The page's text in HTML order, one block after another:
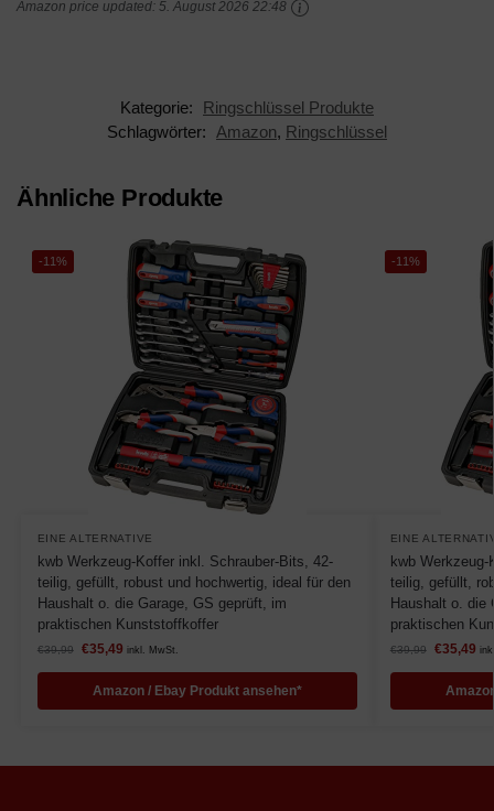
Amazon price updated: 5. August 2026 22:48
Kategorie:
Ringschlüssel Produkte
Schlagwörter:
Amazon, Ringschlüssel
Ähnliche Produkte
-11%
EINE ALTERNATIVE
kwb Werkzeug-Koffer inkl. Schrauber-Bits, 42-
teilig, gefüllt, robust und hochwertig, ideal für den
Haushalt o. die Garage, GS geprüft, im
praktischen Kunststoffkoffer
€39,99 €35,49 inkl. MwSt.
Amazon / Ebay Produkt ansehen*
-11%
EINE
kwb
teilig, gefüllt,
Haushalt o. die
praktischen
€39,99 €35,49